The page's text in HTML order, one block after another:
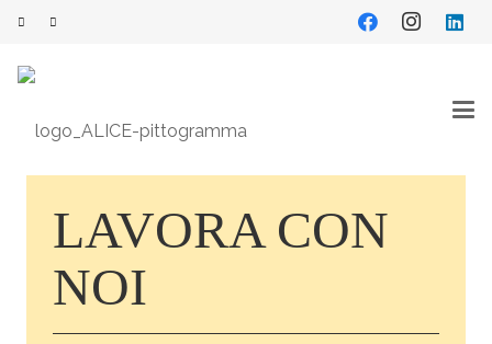
LAVORA CON
NOI